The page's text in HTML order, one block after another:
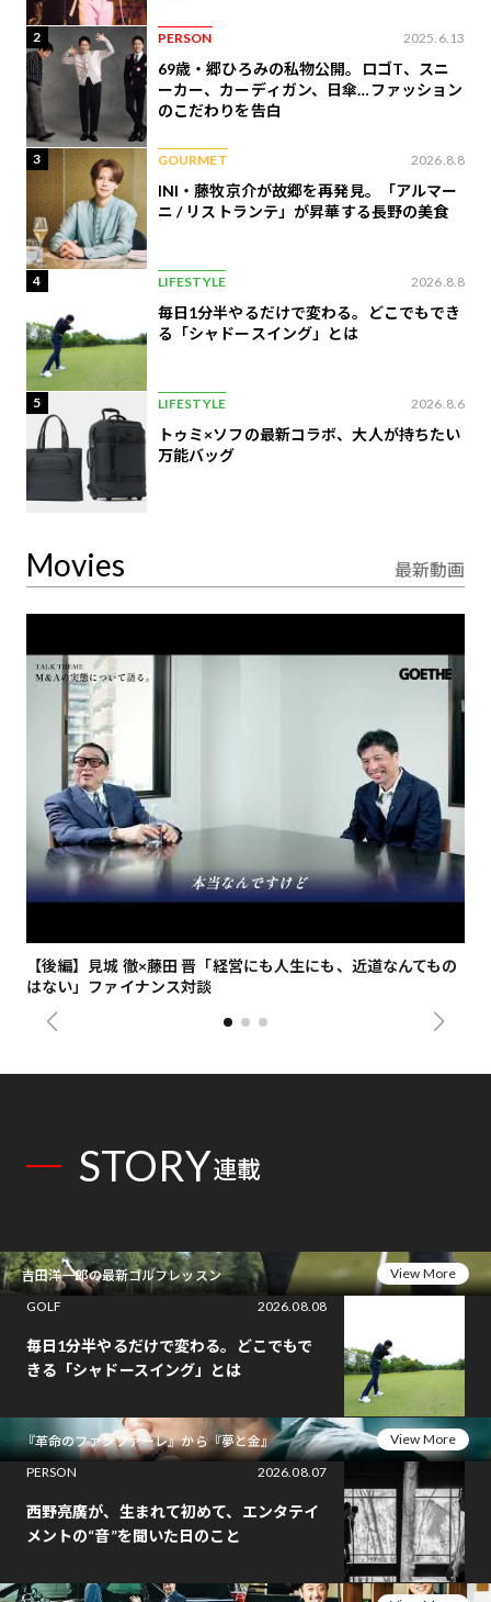
2 PERSON 2025.6.13
69歳・郷ひろみの私物公開。ロゴT、スニ
ーカー、カーディガン、日傘…ファッション
のこだわりを告白
3 GOURMET 2026.8.8
INI・藤牧京介が故郷を再発見。「アルマー
ニ / リストランテ」が昇華する長野の美食
4 LIFESTYLE 2026.8.8
毎日1分半やるだけで変わる。どこでもでき
る「シャドースイング」とは
5 LIFESTYLE 2026.8.6
トゥミ×ソフの最新コラボ、大人が持ちたい
万能バッグ
Movies 最新動画
【後編】見城 徹×藤田 晋「経営にも人生にも、近道なんてもの
はない」ファイナンス対談
STORY連載
吉田洋一郎の最新ゴルフレッスン
View More
GOLF
2026.08.08
毎日1分半やるだけで変わる。どこでもで
きる「シャドースイング」とは
『革命のファンファーレ』から『夢と金』
View More
PERSON
2026.08.07
西野亮廣が、生まれて初めて、エンタテイ
メントの“音”を聞いた日のこと